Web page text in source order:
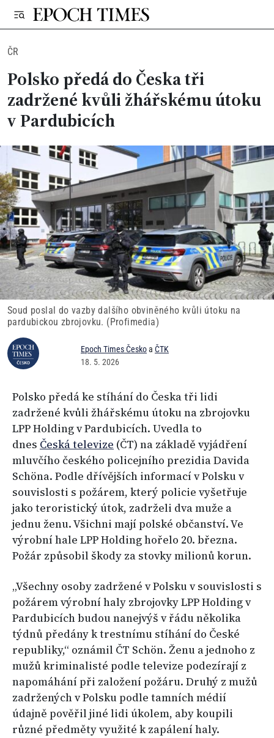
ČR
Polsko předá do Česka tři
zadržené kvůli žhářskému útoku
v Pardubicích
Soud poslal do vazby dalšího obviněného kvůli útoku na
pardubickou zbrojovku. (Profimedia)
Epoch Times Českoa ČTK
18. 5. 2026
Polsko předá ke stíhání do Česka tři lidi
zadržené kvůli žhářskému útoku na zbrojovku
LPP Holding v Pardubicích. Uvedla to
dnes Česká televize (ČT) na základě vyjádření
mluvčího českého policejního prezidia Davida
Schöna. Podle dřívějších informací v Polsku v
souvislosti s požárem, který policie vyšetřuje
jako teroristický útok, zadrželi dva muže a
jednu ženu. Všichni mají polské občanství. Ve
výrobní hale LPP Holding hořelo 20. března.
Požár způsobil škody za stovky milionů korun.
„Všechny osoby zadržené v Polsku v souvislosti s
požárem výrobní haly zbrojovky LPP Holding v
Pardubicích budou nanejvýš v řádu několika
týdnů předány k trestnímu stíhání do České
republiky,“ oznámil ČT Schön. Ženu a jednoho z
mužů kriminalisté podle televize podezírají z
napomáhání při založení požáru. Druhý z mužů
zadržených v Polsku podle tamních médií
údajně pověřil jiné lidi úkolem, aby koupili
různé předměty využité k zapálení haly.